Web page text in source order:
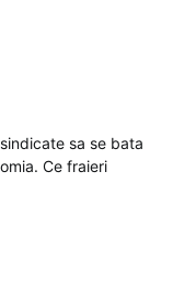
sa se bata
Ce fraieri